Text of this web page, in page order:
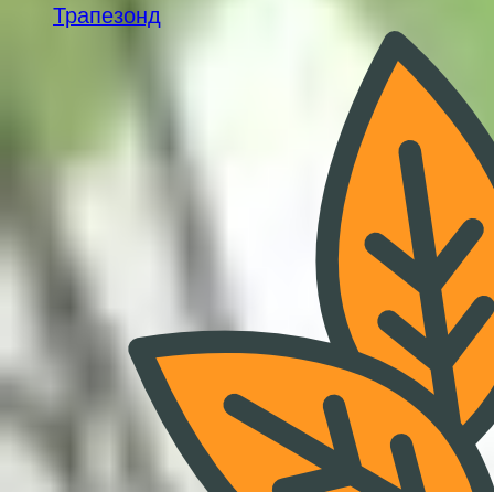
Трапезонд